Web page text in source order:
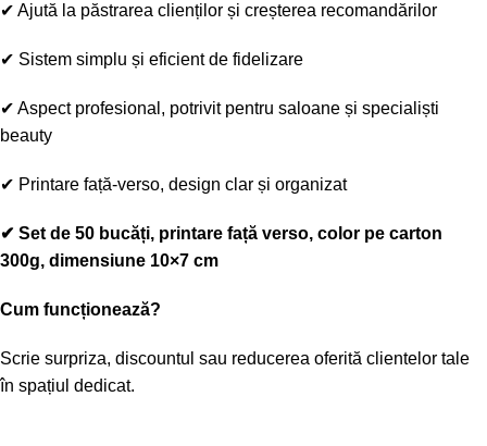
✔ Ajută la păstrarea clienților și creșterea recomandărilor
✔ Sistem simplu și eficient de fidelizare
✔ Aspect profesional, potrivit pentru saloane și specialiști
beauty
✔ Printare față-verso, design clar și organizat
✔ Set de 50 bucăți, printare față verso, color pe carton
300g, dimensiune 10×7 cm
Cum funcționează?
Scrie surpriza, discountul sau reducerea oferită clientelor tale
în spațiul dedicat.